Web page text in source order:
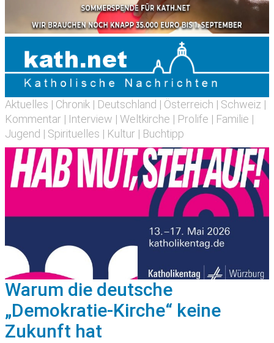
Aktuelles | Chronik | Deutschland | Österreich | Schweiz |
Kommentar | Interview | Weltkirche | Prolife | Familie |
Jugend | Spirituelles | Kultur | Buchtipp
Warum die deutsche
„Demokratie-Kirche“ keine
Zukunft hat